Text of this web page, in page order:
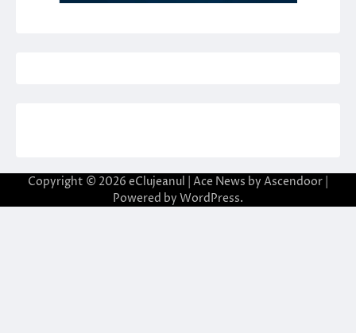
Copyright © 2026 eClujeanul | Ace News by Ascendoor
Powered by WordPress.